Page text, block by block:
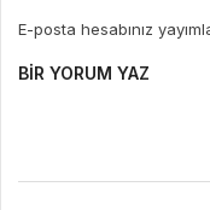
E-posta hesabınız
BIR YORUM YAZ